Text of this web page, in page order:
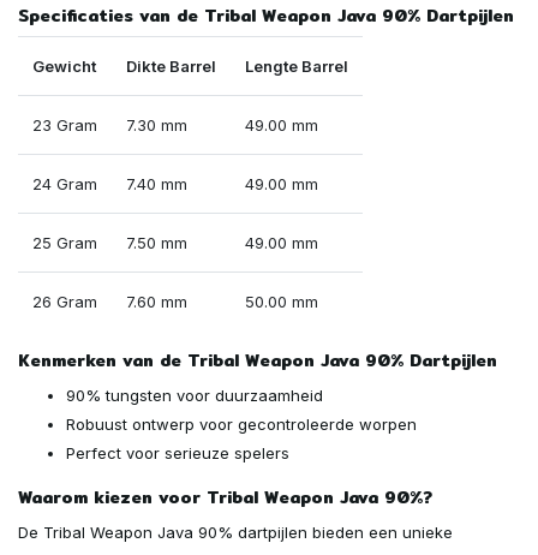
Specificaties van de Tribal Weapon Java 90% Dartpijlen
Gewicht Dikte Barrel Lengte Barrel
23 Gram 7.30 mm 49.00 mm
24 Gram 7.40 mm 49.00 mm
25 Gram 7.50 mm 49.00 mm
26 Gram 7.60 mm 50.00 mm
Kenmerken van de Tribal Weapon Java 90% Dartpijlen
90% tungsten voor duurzaamheid
Robuust ontwerp voor gecontroleerde worpen
Perfect voor serieuze spelers
Waarom kiezen voor Tribal Weapon Java 90%?
De Tribal Weapon Java 90% dartpijlen bieden een unieke